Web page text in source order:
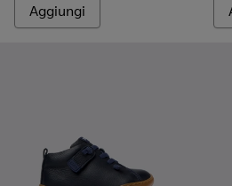
Aggiungi